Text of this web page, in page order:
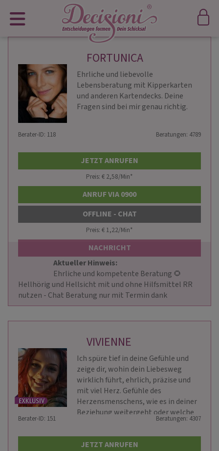
FORTUNICA
Ehrliche und liebevolle
Lebensberatung mit Kipperkarten
und anderen Kartendecks. Deine
Fragen sind bei mir genau richtig.
Berater-ID: 118 Beratungen: 4789
JETZT ANRUFEN
Preis: € 2,58/Min*
ANRUF VIA 0900
OFFLINE - CHAT
Preis: € 1,22/Min*
NACHRICHT
Aktueller Hinweis:
Hellhörig und Hellsicht mit und ohne Hilfsmittel RR
nutzen - Chat Beratung nur mit Termin dank
VIVIENNE
Ich spüre tief in deine Gefühle und
zeige dir, wohin dein Liebesweg
wirklich führt, ehrlich, präzise und
mit viel Herz. Gefühle des
Herzensmenschens, wie es in deiner
Beziehung weitergeht oder welche
Chancen dich im Beruf erwarten - ich
sehe alles.
Berater-ID: 151 Beratungen: 4307
JETZT ANRUFEN